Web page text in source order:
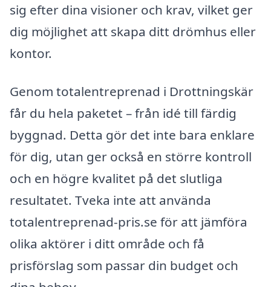
sig efter dina visioner och krav, vilket ger
dig möjlighet att skapa ditt drömhus eller
kontor.
Genom totalentreprenad i Drottningskär
får du hela paketet – från idé till färdig
byggnad. Detta gör det inte bara enklare
för dig, utan ger också en större kontroll
och en högre kvalitet på det slutliga
resultatet. Tveka inte att använda
totalentreprenad-pris.se för att jämföra
olika aktörer i ditt område och få
prisförslag som passar din budget och